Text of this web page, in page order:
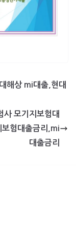
해상 mi대출,현대
사 모기지보험대
보험대출금리,mi
대출금리